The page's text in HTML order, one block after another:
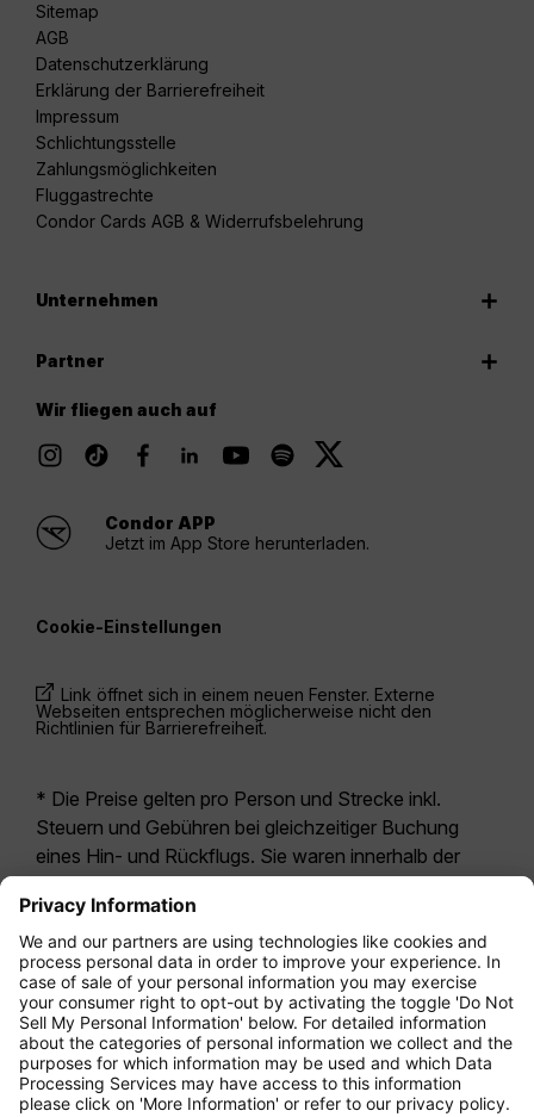
Sitemap
AGB
Datenschutzerklärung
Erklärung der Barrierefreiheit
Impressum
Schlichtungsstelle
Zahlungsmöglichkeiten
Fluggastrechte
Condor Cards AGB & Widerrufsbelehrung
Unternehmen
Partner
Wir fliegen auch auf
Condor APP
Jetzt im App Store herunterladen.
Cookie-Einstellungen
Link öffnet sich in einem neuen Fenster. Externe
Webseiten entsprechen möglicherweise nicht den
Richtlinien für Barrierefreiheit.
* Die Preise gelten pro Person und Strecke inkl.
Steuern und Gebühren bei gleichzeitiger Buchung
eines Hin- und Rückflugs. Sie waren innerhalb der
möglicherweise nicht mehr aktuell. Bei den für die
Economy Class angegebenen Tarifen handelt es
sich i.d.R. um Economy Zero, unsere restriktivste
Tarifoption. Es können hierfür zusätzliche Gebühren
fürAufgabegepäck oder für andere optionale
Leistungen anfallen. Es gelten dieAllgemeinen
Geschäftsbedingungen .